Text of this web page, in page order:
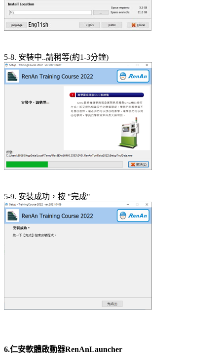
5-8. 安裝中..請稍等(約1-3分鐘)
5-9. 安裝成功，按 "完成"
6.仁安軟體啟動器RenAnLauncher